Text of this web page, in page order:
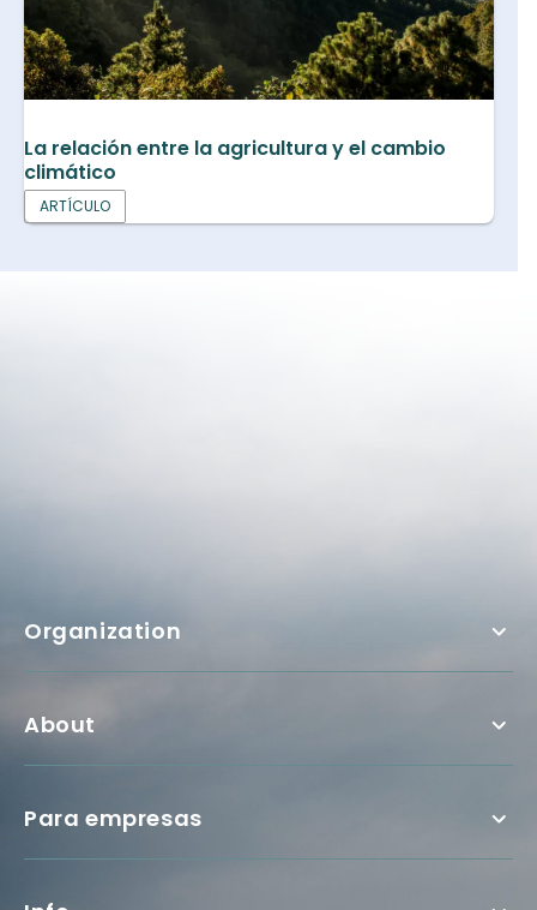
La relación entre la agricultura y el cambio
climático
ARTÍCULO
Organization
About
Para empresas